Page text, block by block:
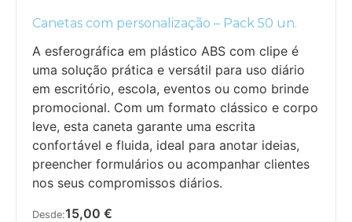
Canetas com personalização – Pack 50 un.
A esferográfica em plástico ABS com clipe é
uma solução prática e versátil para uso diário
em escritório, escola, eventos ou como brinde
promocional. Com um formato clássico e corpo
leve, esta caneta garante uma escrita
confortável e fluida, ideal para anotar ideias,
preencher formulários ou acompanhar clientes
nos seus compromissos diários.
Desde:15,00 €